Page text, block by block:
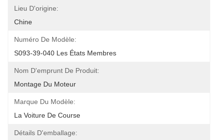
Lieu D'origine:
Chine
Numéro De Modèle:
S093-39-040 Les États Membres
Nom D'emprunt De Produit:
Montage Du Moteur
Marque Du Modèle:
La Voiture De Course
Détails D'emballage: